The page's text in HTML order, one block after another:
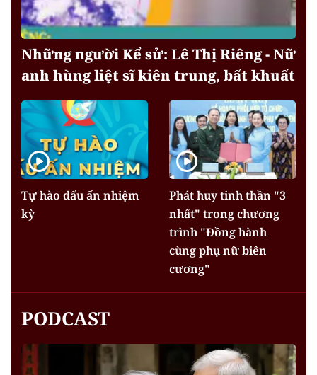
Những người Kể sử: Lê Thị Riêng - Nữ
anh hùng liệt sĩ kiên trung, bất khuất
Tự hào dấu ấn nhiệm
kỳ
Phát huy tinh thần "3
nhất" trong chương
trình "Đồng hành
cùng phụ nữ biên
cương"
PODCAST